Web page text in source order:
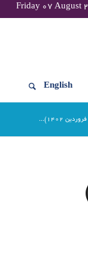
English